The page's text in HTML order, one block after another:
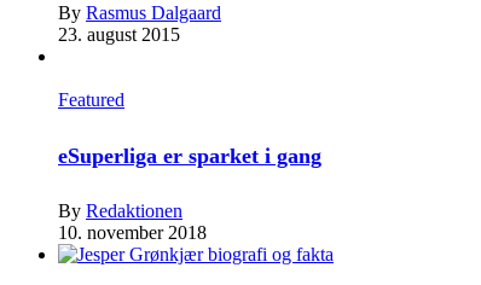
By Rasmus Dalgaard
23. august 2015
Featured
eSuperliga er sparket i gang
By Redaktionen
10. november 2018